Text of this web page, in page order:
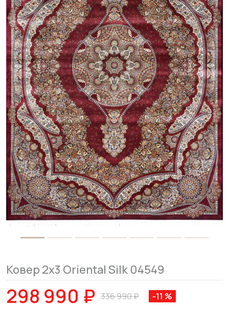
Ковер 2x3 Oriental Silk 04549
298 990 ₽ 336 990 ₽ -11 %